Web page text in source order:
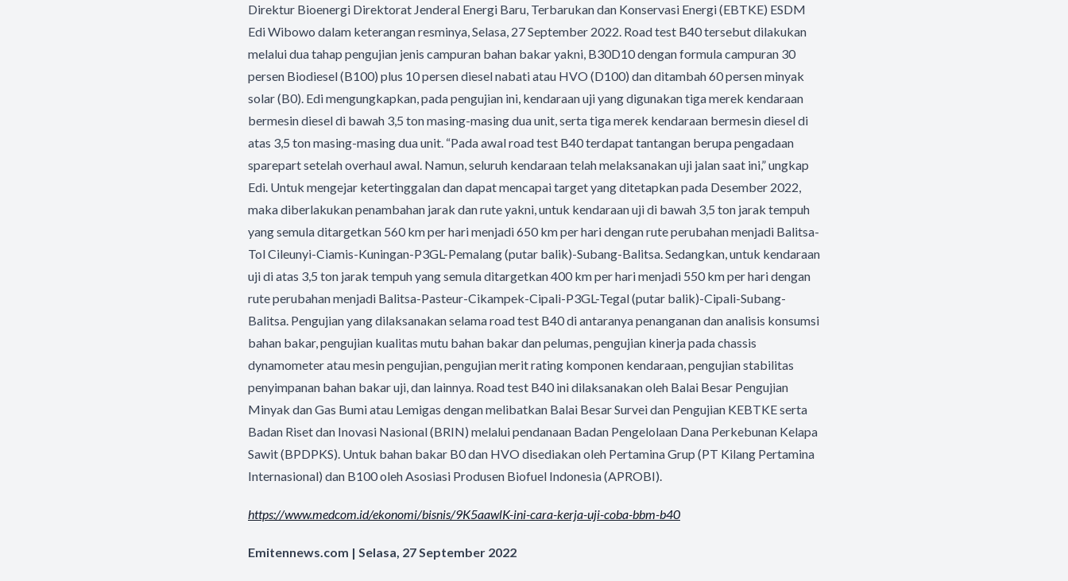
Direktur Bioenergi Direktorat Jenderal Energi Baru, Terbarukan dan Konservasi Energi (EBTKE) ESDM
Edi Wibowo dalam keterangan resminya, Selasa, 27 September 2022. Road test B40 tersebut dilakukan
melalui dua tahap pengujian jenis campuran bahan bakar yakni, B30D10 dengan formula campuran 30
persen Biodiesel (B100) plus 10 persen diesel nabati atau HVO (D100) dan ditambah 60 persen minyak
solar (B0). Edi mengungkapkan, pada pengujian ini, kendaraan uji yang digunakan tiga merek kendaraan
bermesin diesel di bawah 3,5 ton masing-masing dua unit, serta tiga merek kendaraan bermesin diesel di
atas 3,5 ton masing-masing dua unit. “Pada awal road test B40 terdapat tantangan berupa pengadaan
sparepart setelah overhaul awal. Namun, seluruh kendaraan telah melaksanakan uji jalan saat ini,” ungkap
Edi. Untuk mengejar ketertinggalan dan dapat mencapai target yang ditetapkan pada Desember 2022,
maka diberlakukan penambahan jarak dan rute yakni, untuk kendaraan uji di bawah 3,5 ton jarak tempuh
yang semula ditargetkan 560 km per hari menjadi 650 km per hari dengan rute perubahan menjadi Balitsa-
Tol Cileunyi-Ciamis-Kuningan-P3GL-Pemalang (putar balik)-Subang-Balitsa. Sedangkan, untuk kendaraan
uji di atas 3,5 ton jarak tempuh yang semula ditargetkan 400 km per hari menjadi 550 km per hari dengan
rute perubahan menjadi Balitsa-Pasteur-Cikampek-Cipali-P3GL-Tegal (putar balik)-Cipali-Subang-
Balitsa. Pengujian yang dilaksanakan selama road test B40 di antaranya penanganan dan analisis konsumsi
bahan bakar, pengujian kualitas mutu bahan bakar dan pelumas, pengujian kinerja pada chassis
dynamometer atau mesin pengujian, pengujian merit rating komponen kendaraan, pengujian stabilitas
penyimpanan bahan bakar uji, dan lainnya. Road test B40 ini dilaksanakan oleh Balai Besar Pengujian
Minyak dan Gas Bumi atau Lemigas dengan melibatkan Balai Besar Survei dan Pengujian KEBTKE serta
Badan Riset dan Inovasi Nasional (BRIN) melalui pendanaan Badan Pengelolaan Dana Perkebunan Kelapa
Sawit (BPDPKS). Untuk bahan bakar B0 dan HVO disediakan oleh Pertamina Grup (PT Kilang Pertamina
Internasional) dan B100 oleh Asosiasi Produsen Biofuel Indonesia (APROBI).
https://www.medcom.id/ekonomi/bisnis/9K5aawlK-ini-cara-kerja-uji-coba-bbm-b40
Emitennews.com | Selasa, 27 September 2022